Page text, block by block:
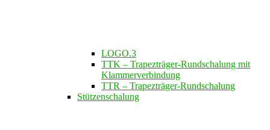
LOGO.3
TTK – Trapezträger-Rundschalung mit
Klammerverbindung
TTR – Trapezträger-Rundschalung
Stützenschalung